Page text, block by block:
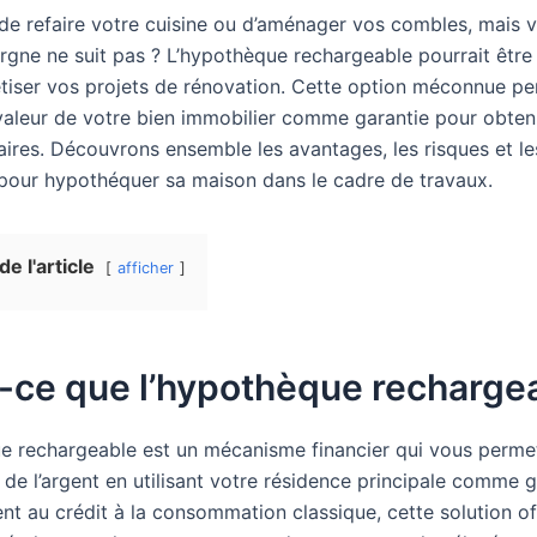
refaire votre cuisine ou d’aménager vos combles, mais
ne suit pas ? L’hypothèque rechargeable pourrait
vos projets de rénovation. Cette option méconnue
de votre bien immobilier comme garantie pour
Découvrons ensemble les avantages, les risques et
hypothéquer sa maison dans le cadre de travaux.
l'article afficher
ce que l’hypothèque
rechargeable est un mécanisme financier qui vous
de l’argent en utilisant votre résidence principale comme
au crédit à la consommation classique, cette solution